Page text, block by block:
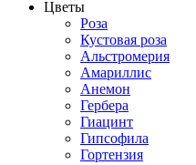
Цветы
Роза
Кустовая роза
Альстромерия
Амариллис
Анемон
Гербера
Гиацинт
Гипсофила
Гортензия